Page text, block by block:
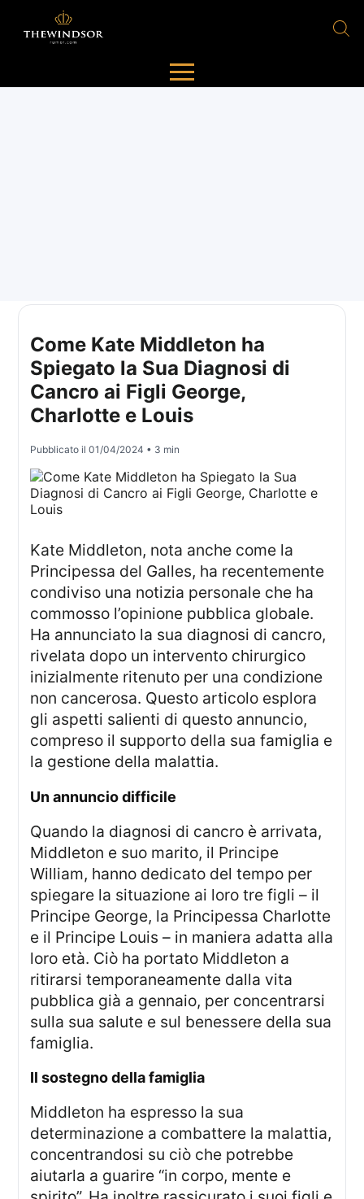
Come Kate Middleton ha
Spiegato la Sua Diagnosi di
Cancro ai Figli George,
Charlotte e Louis
Pubblicato il01/04/2024 • 3 min
Kate Middleton, nota anche come la
Principessa del Galles, ha recentemente
condiviso una notizia personale che ha
commosso l’opinione pubblica globale.
Ha annunciato la sua diagnosi di cancro,
rivelata dopo un intervento chirurgico
inizialmente ritenuto per una condizione
non cancerosa. Questo articolo esplora
gli aspetti salienti di questo annuncio,
compreso il supporto della sua famiglia e
la gestione della malattia.
un annuncio difficile
Quando la diagnosi di cancro è arrivata,
Middleton e suo marito, il Principe
William, hanno dedicato del tempo per
spiegare la situazione ai loro tre figli – il
Principe George, la Principessa Charlotte
e il Principe Louis – in maniera adatta alla
loro età. Ciò ha portato Middleton a
ritirarsi temporaneamente dalla vita
pubblica già a gennaio, per concentrarsi
sulla sua salute e sul benessere della sua
famiglia.
il sostegno della famiglia
Middleton ha espresso la sua
determinazione a combattere la malattia,
concentrandosi su ciò che potrebbe
aiutarla a guarire “in corpo, mente e